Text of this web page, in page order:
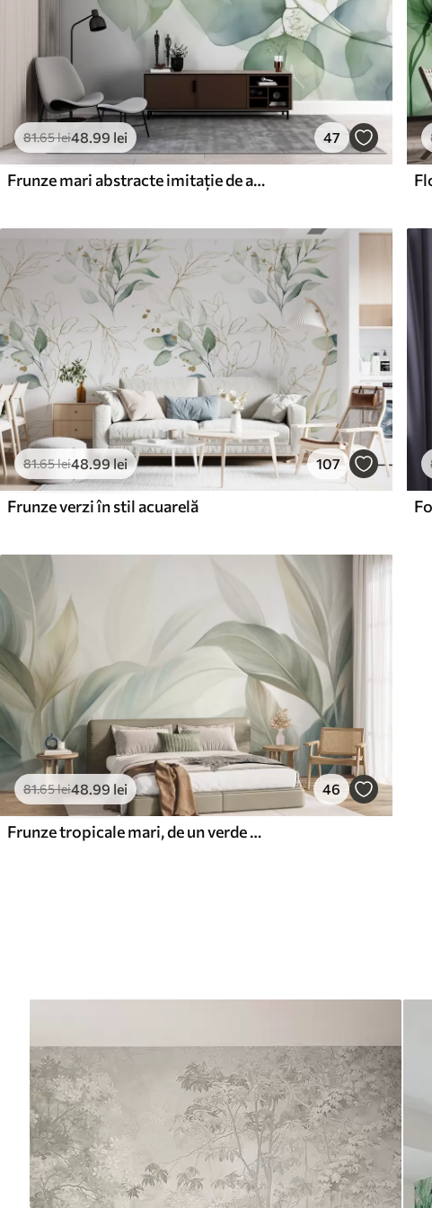
81.65lei48.99 lei 47
Frunze mari abstracte imitație de acuarelă
81.65lei48 .99lei 107
Frunze verzi în stil acuarelă
81.65lei48.99 lei 46
Frunze tropicale mari, de un verde pal, cu nuanțe delicate, pastelate, și texturi artistice